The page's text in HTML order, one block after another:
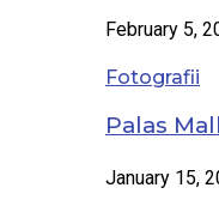
February 5,
Fotografii
Palas
January 15,